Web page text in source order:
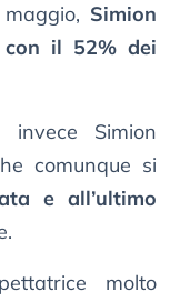
Simion
il 52% dei
Simion
comunque si
e all’ultimo
molto